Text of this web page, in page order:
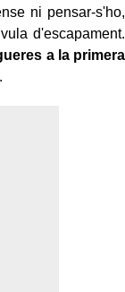
ni pensar-s'ho,
d'escapament.
a la primera